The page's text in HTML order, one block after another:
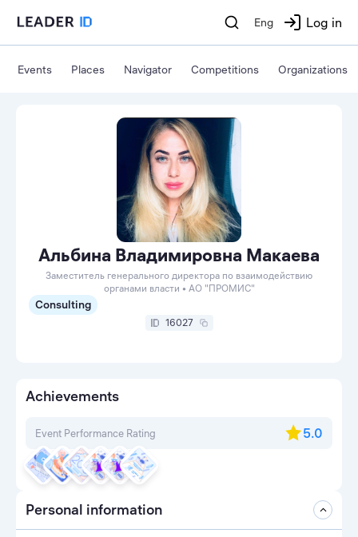
Eng Log in
Events Places Navigator Competitions Organizations
Альбина Владимировна Макаева
Заместитель генерального директора по взаимодействию
органами власти • АО "ПРОМИС"
Consulting
16027
Achievements
Event Performance Rating 5.0
Personal information